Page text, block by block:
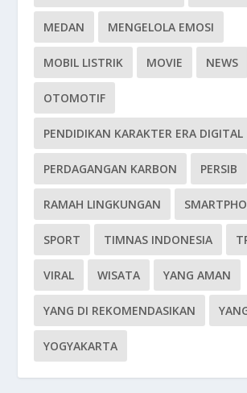
MEDAN MENGELOLA EMOSI
MOBIL LISTRIK MOVIE NEWS
OTOMOTIF
PENDIDIKAN KARAKTER ERA DIGITAL
PERDAGANGAN KARBON PERSIB
RAMAH LINGKUNGAN
SPORT TIMNAS INDONESIA
VIRAL WISATA YANG AMAN
YANG DI REKOMENDASIKAN
YOGYAKARTA